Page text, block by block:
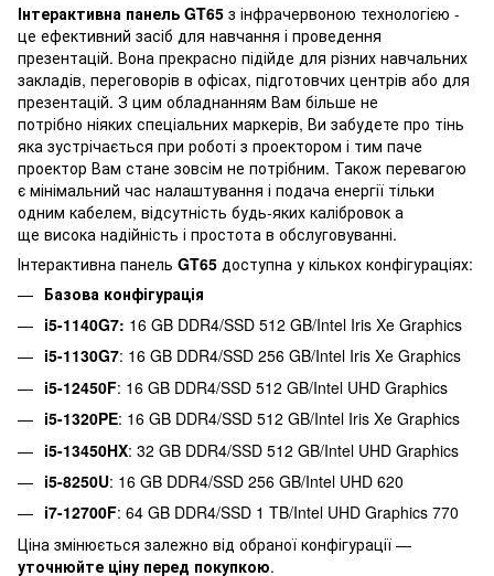
Інтерактивна панель GT65 з інфрачервоною технологією -
це ефективний засіб для навчання і проведення
презентацій. Вона прекрасно підійде для різних навчальних
закладів, переговорів в офісах, підготовчих центрів або для
презентацій. З цим обладнанням Вам більше не
потрібно ніяких спеціальних маркерів, Ви забудете про тінь
яка зустрічається при роботі з проектором і тим паче
проектор Вам стане зовсім не потрібним. Також перевагою
є мінімальний час налаштування і подача енергії тільки
одним кабелем, відсутність будь-яких калібровок а
ще висока надійність і простота в обслуговуванні.
Інтерактивна панель GT65 доступна у кількох конфігураціях:
Базова конфігурація
i5-1140G7: 16 GB DDR4/SSD 512 GB/Intel Iris Xe Graphics
i5-1130G7: 16 GB DDR4/SSD 256 GB/Intel Iris Xe Graphics
i5-12450F: 16 GB DDR4/SSD 512 GB/Intel UHD Graphics
i5-1320PE: 16 GB DDR4/SSD 512 GB/Intel Iris Xe Graphics
i5-13450HX: 32 GB DDR4/SSD 512 GB/Intel UHD Graphics
i5-8250U: 16 GB DDR4/SSD 256 GB/Intel UHD 620
i7-12700F: 64 GB DDR4/SSD 1 TB/Intel UHD Graphics 770
Ціна змінюється залежно від обраної конфігурації —
уточнюйте ціну перед покупкою.